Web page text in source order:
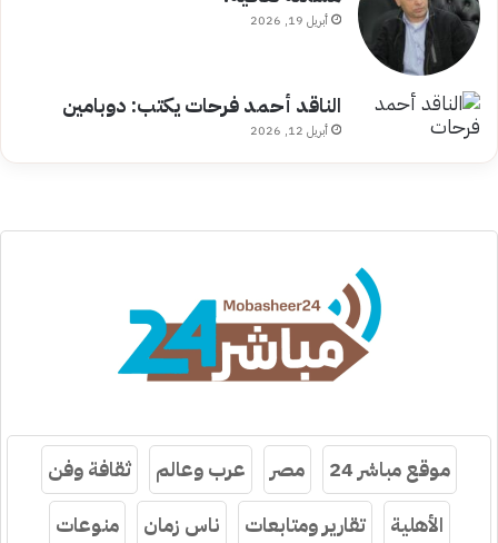
أبريل 19, 2026
الناقد أحمد فرحات يكتب: دوبامين
أبريل 12, 2026
موقع مباشر 24 مصر عرب وعالم
ثقافة وفن
الأهلية
تقارير ومتابعات ناس زمان منوعات